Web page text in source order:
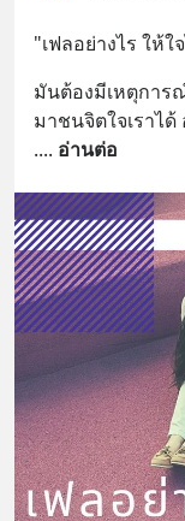
"เฟลอย่างไร ให้ใ
มันต้องมีเหตุการ
มาชนจิตใจเราได้
.... อ่านต่อ